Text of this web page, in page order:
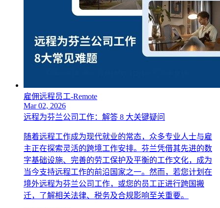
雇佣远程员工-Remote
Mar 02, 2026
远程为芬兰公司工作：解答 8 大关键疑问
随着远程工作成为现代就业的常态，众多专业人士与雇
主正在探索灵活的跨境工作安排。芬兰凭借其先进的数
字基础设施、完善的劳工保护及平衡的工作文化，成为
当今支持远程工作的前沿国家之一。然而，若您计划在
境外远程为芬兰公司工作，或您的员工正进行跨国搬
迁，了解相关法律、税务及合规影响至关重要。